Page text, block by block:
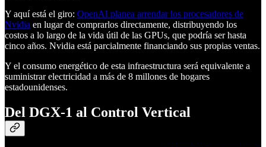
Y aquí está el giro: OpenAI planea arrendar los procesadores de
Nvidia en lugar de comprarlos directamente, distribuyendo los
costos a lo largo de la vida útil de las GPUs, que podría ser hasta
cinco años. Nvidia está parcialmente financiando sus propias ventas.
Y el consumo energético de esta infraestructura será equivalente a
suministrar electricidad a más de 8 millones de hogares
estadounidenses.
Del DGX-1 al Control Vertical